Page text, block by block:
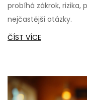
probíhá zákrok,
nejčastější otázky.
ČÍST VÍCE